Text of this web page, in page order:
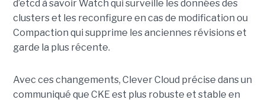
d’etcd à savoir Watch qui surveille les données des
clusters et les reconfigure en cas de modification ou
Compaction qui supprime les anciennes révisions et
garde la plus récente.
Avec ces changements, Clever Cloud précise dans un
communiqué que CKE est plus robuste et stable en